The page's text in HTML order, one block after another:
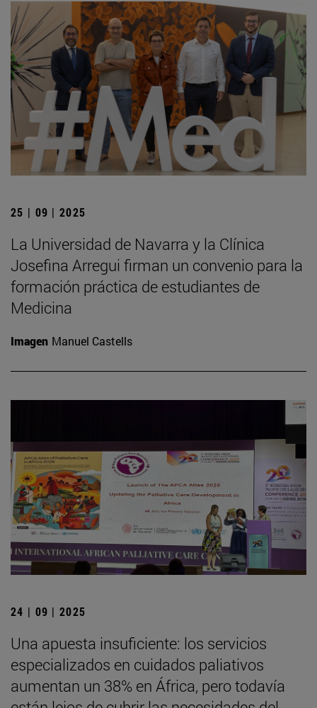
25 | 09 | 2025
La Universidad de Navarra y la Clínica
Josefina Arregui firman un convenio para la
formación práctica de estudiantes de
Medicina
Imagen Manuel Castells
24 | 09 | 2025
Una apuesta insuficiente: los servicios
especializados en cuidados paliativos
aumentan un 38% en África, pero todavía